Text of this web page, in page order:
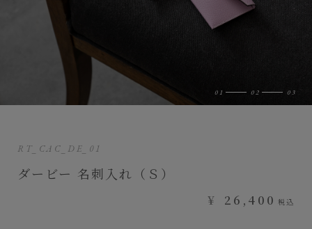
RT_CAC_DE_01
ダービー 名刺入れ（Ｓ）
¥ 26,400 税込